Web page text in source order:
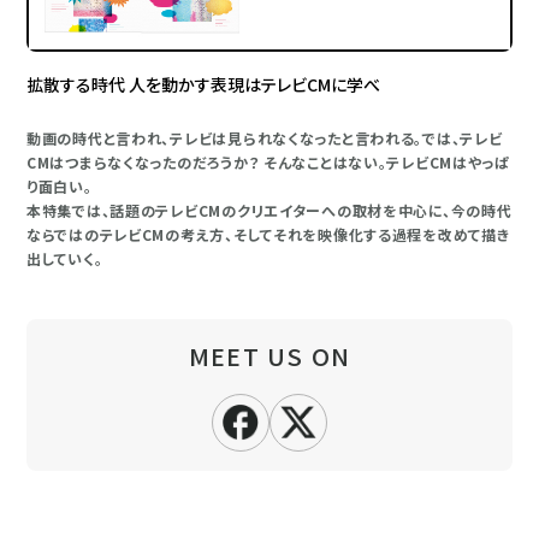
拡散する時代 人を動かす表現はテレビCMに学べ
動画の時代と言われ、テレビは見られなくなったと言われる。では、テレビ
CMはつまらなくなったのだろうか？ そんなことはない。テレビCMはやっぱ
り面白い。
本特集では、話題のテレビCMのクリエイターへの取材を中心に、今の時代
ならではのテレビCMの考え方、そしてそれを映像化する過程を改めて描き
出していく。
MEET US ON